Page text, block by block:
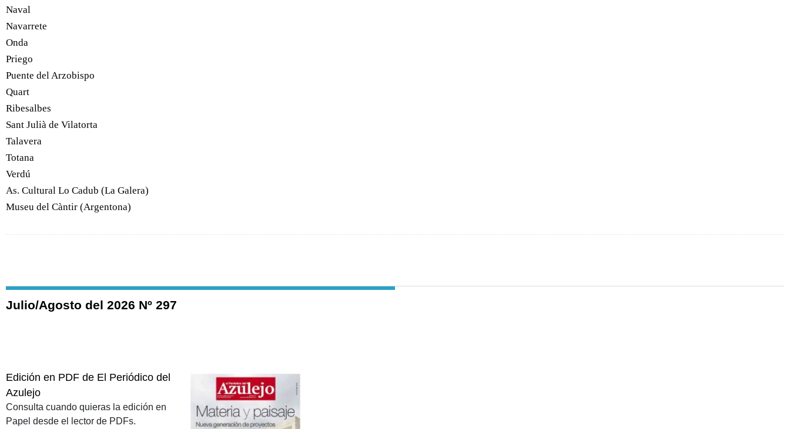
Naval
Navarrete
Onda
Priego
Puente del Arzobispo
Quart
Ribesalbes
Sant Julià de Vilatorta
Talavera
Totana
Verdú
As. Cultural Lo Cadub (La Galera)
Museu del Càntir (Argentona)
Julio/Agosto del 2026 Nº 297
Edición en PDF de El Periódico del
Azulejo
Consulta cuando quieras la edición en
Papel desde el lector de PDFs.